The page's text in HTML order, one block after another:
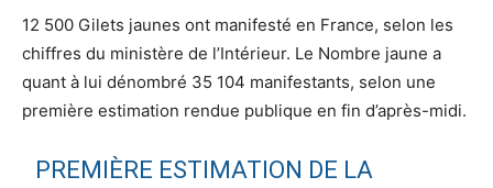
12 500 Gilets jaunes ont manifesté en France, selon les
chiffres du ministère de l’Intérieur. Le Nombre jaune a
quant à lui dénombré 35 104 manifestants, selon une
première estimation rendue publique en fin d’après-midi.
PREMIÈRE ESTIMATION DE LA